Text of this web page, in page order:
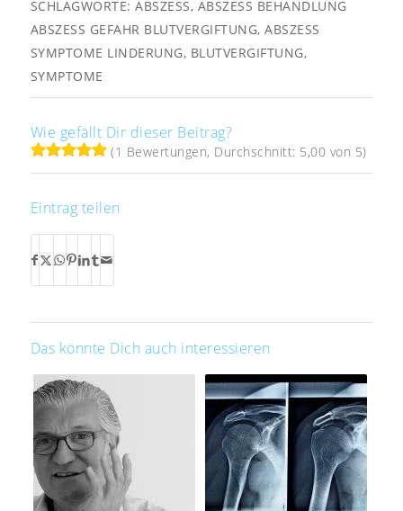
SCHLAGWORTE: ABSZESS, ABSZESS BEHANDLUNG
ABSZESS GEFAHR BLUTVERGIFTUNG,ABSZESS
SYMPTOME LINDERUNG, BLUTVERGIFTUNG,
SYMPTOME
Wie gefällt Dir dieser Beitrag?
(1 Bewertungen, Durchschnitt: 5,00 von 5)
Eintrag teilen
Das könnte Dich auch interessieren